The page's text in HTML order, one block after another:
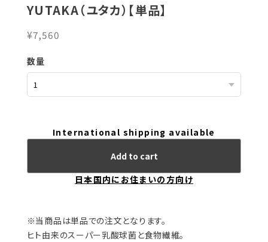
YUTAKA（ユタカ）【単品】
¥7,560
数量
International shipping available
Add to cart
日本国内にお住まいの方向け
※当商品は単品での注文となります。
ヒト由来のスーパー乳酸球菌と食物繊維。